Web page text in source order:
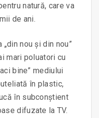
natură, care va
de ani.
nou și din nou”
mari poluatori cu
bine” mediului
în plastic,
în subconștient
difuzate la TV.